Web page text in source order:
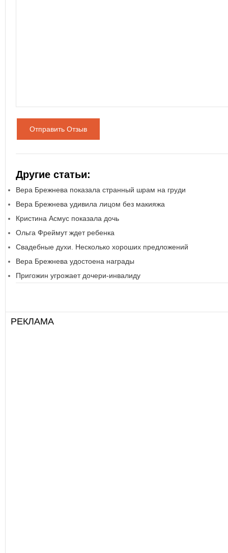
Отправить Отзыв
Другие статьи:
Вера Брежнева показала странный шрам на груди
Вера Брежнева удивила лицом без макияжа
Кристина Асмус показала дочь
Ольга Фреймут ждет ребенка
Свадебные духи. Несколько хороших предложений
Вера Брежнева удостоена награды
Пригожин угрожает дочери-инвалиду
РЕКЛАМА